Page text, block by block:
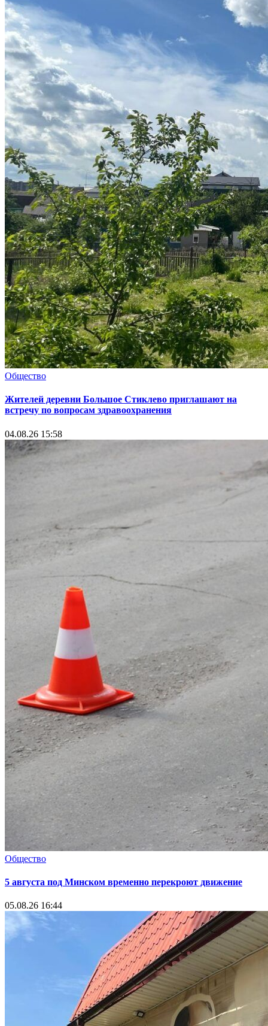
Общество
Жителей деревни Большое Стиклево приглашают на
встречу по вопросам здравоохранения
04.08.26 15:58
Общество
5 августа под Минском временно перекроют движение
05.08.26 16:44